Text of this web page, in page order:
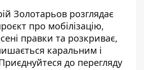
Золотарьов розглядає
про мобілізацію,
правки та розкриває,
каральним і
до перегляду